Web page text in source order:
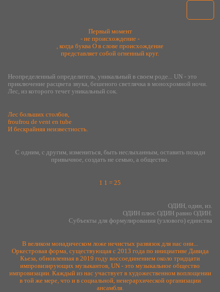
Первый момент
- не происхождение -
, когда буква О в слове происхождение
представляет собой огненный круг.
Неопределенный определитель, уникальный в своем роде... UN - это
приключение расцвета звука, бешеного светлячка в монохромной ночи.
Лес, из которого течет уникальный сок.
Лес больших столбов,
froufrou de vent en tube
И бескрайняя неизвестность.
С одним, с другим, измениться, быть неслыханным, оставить позади
привычное, создать не семью, а общество.
1 1 = 25
ОДИН, один, из.
ОДИН плюс ОДИН равно ОДИН.
Субъекты для формулирования (узлового) единства
В великом монадическом ложе нечистых развязок для нас они...
Оркестровая форма, существующая с 2013 года по инициативе Давида
Кьеза, обновленная в 2019 году воссоединением около тридцати
импровизирующих музыкантов, UN - это музыкальное общество
импровизации. Каждый из нас участвует в художественном воплощении
в той же мере, что и в социальной, неиерархической организации
ансамбля.